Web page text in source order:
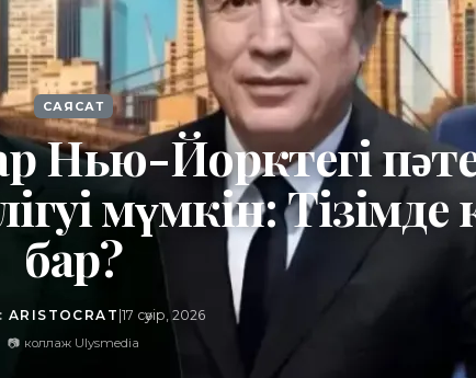
САЯСАТ
Нью-Йорктегі
мүмкін: Тізімде
бар?
ARISTOCRAT |17 сәуір, 2026
📷 коллаж Ulysmedia